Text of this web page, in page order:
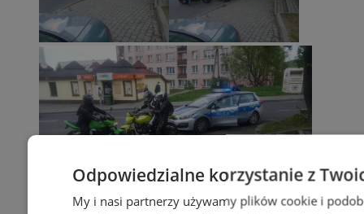
Odpowiedzialne korzystanie z
My i nasi partnerzy używamy plików cookie i